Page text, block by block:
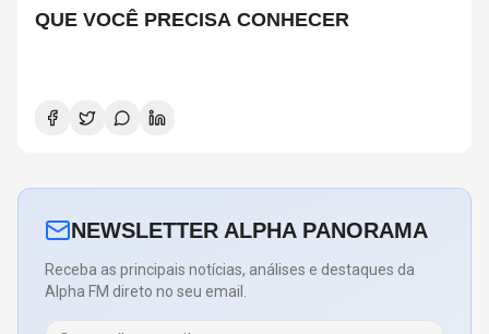
QUE VOCÊ PRECISA CONHECER
NEWSLETTER ALPHA PANORAMA
Receba as principais notícias, análises e destaques da
Alpha FM direto no seu email.